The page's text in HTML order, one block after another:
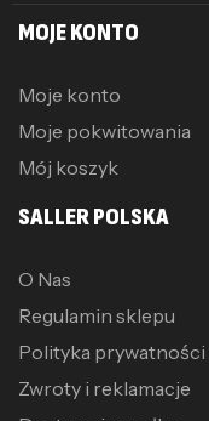
MOJE KONTO
Moje konto
Moje pokwitowania
Mój koszyk
SALLER POLSKA
O Nas
Regulamin sklepu
Polityka prywatności
Zwroty i reklamacje